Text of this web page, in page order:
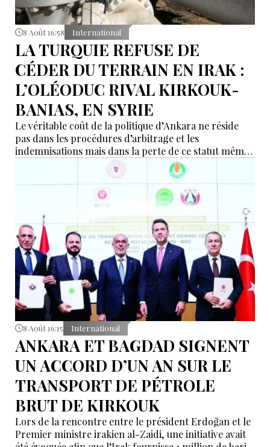
8 Août 16:58 International
LA TURQUIE REFUSE DE
CÉDER DU TERRAIN EN IRAK :
L’OLÉODUC RIVAL KIRKOUK-
BANIAS, EN SYRIE
Le véritable coût de la politique d’Ankara ne réside
pas dans les procédures d’arbitrage et les
indemnisations mais dans la perte de ce statut même
d’« intermédiaire indispensable » que la Turquie a mis
des décennies à construire.
8 Août 16:15 International
ANKARA ET BAGDAD SIGNENT
UN ACCORD D’UN AN SUR LE
TRANSPORT DE PÉTROLE
BRUT DE KIRKOUK
Lors de la rencontre entre le président Erdoğan et le
Premier ministre irakien al-Zaidi, une initiative avait